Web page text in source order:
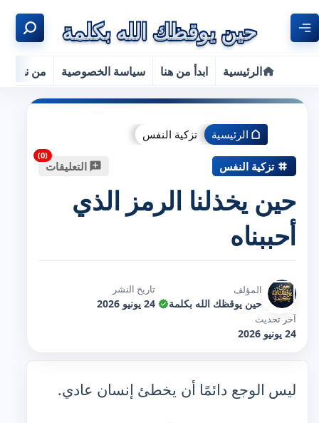
الرئيسية ابدأ من هنا سياسة الخصوصية من نحن
الرئيسية تزكية النفس
تزكية النفس التعليقات
حين يخذلنا الرمز الذي
أحببناه
المؤلف
حين يوقظك الله بكلمة
تاريخ النشر
24 يونيو 2026
آخر تحديث
24 يونيو 2026
ليس الوجع دائمًا أن يخطئ إنسان عادي.